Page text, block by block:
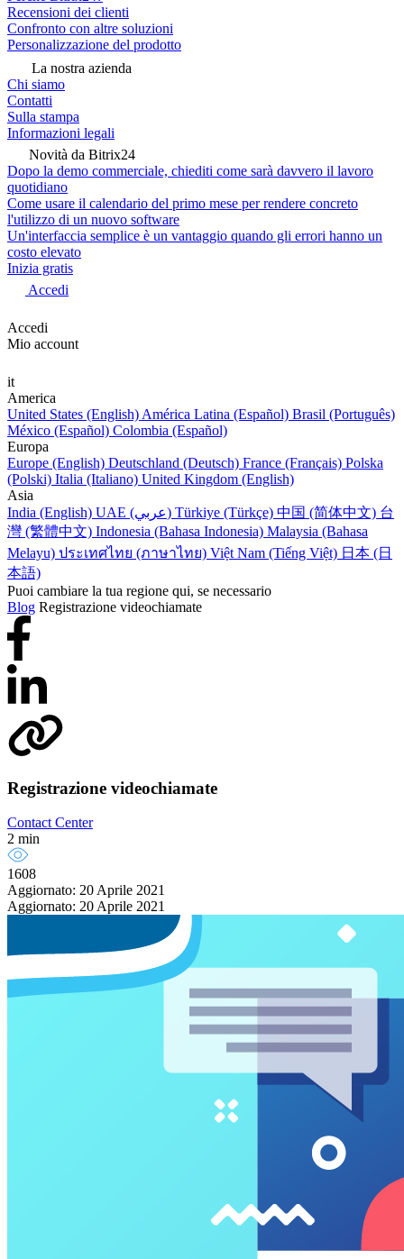
Recensioni dei clienti
Confronto con altre soluzioni
Personalizzazione del prodotto
La nostra azienda
Chi siamo
Contatti
Sulla stampa
Informazioni legali
Novità da Bitrix24
Dopo la demo commerciale, chiediti come sarà davvero il lavoro
quotidiano
Come usare il calendario del primo mese per rendere concreto
l'utilizzo di un nuovo software
Un'interfaccia semplice è un vantaggio quando gli errori hanno un
costo elevato
Inizia gratis
Accedi
Accedi
Mio account
it
America
United States (English) América Latina (Español) Brasil (Português)
México (Español) Colombia (Español)
Europa
Europe (English) Deutschland (Deutsch) France (Français) Polska
(Polski) Italia (Italiano) United Kingdom (English)
Asia
India (English)
UAE (عربي) Türkiye (Türkçe) 中国 (简体中文) 台
灣 (繁體中文) Indonesia (Bahasa Indonesia) Malaysia (Bahasa
Melayu) ประเทศไทย (ภาษาไทย) Việt Nam (Tiếng Việt) 日本 (日
本語)
Puoi cambiare la tua regione qui, se necessario
Blog Registrazione videochiamate
Registrazione videochiamate
Contact Center
2 min
1608
Aggiornato: 20 Aprile 2021
Aggiornato: 20 Aprile 2021